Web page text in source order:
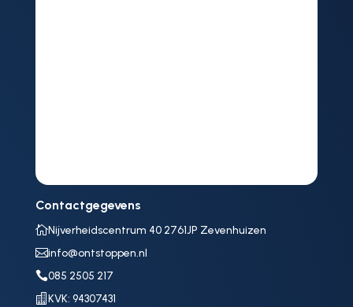
Contactgegevens
Nijverheidscentrum 40 2761JP Zevenhuizen
info@ontstoppen.nl
085 2505 217
 KVK: 94307431